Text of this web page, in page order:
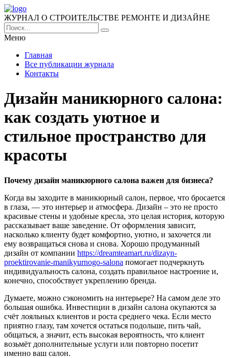
ЖУРНАЛ О СТРОИТЕЛЬСТВЕ РЕМОНТЕ И ДИЗАЙНЕ
Меню
Главная
Все публикации журнала
Контакты
Дизайн маникюрного салона:
как создать уютное и
стильное пространство для
красоты
Почему дизайн маникюрного салона важен для бизнеса?
Когда вы заходите в маникюрный салон, первое, что бросается
в глаза, — это интерьер и атмосфера. Дизайн – это не просто
красивые стены и удобные кресла, это целая история, которую
рассказывает ваше заведение. От оформления зависит,
насколько клиенту будет комфортно, уютно, и захочется ли
ему возвращаться снова и снова. Хорошо продуманный
дизайн от компании https://dreamteamart.ru/dizayn-
proektirovanie-manikyurnogo-salona помогает подчеркнуть
индивидуальность салона, создать правильное настроение и,
конечно, способствует укреплению бренда.
Думаете, можно сэкономить на интерьере? На самом деле это
большая ошибка. Инвестиции в дизайн салона окупаются за
счёт лояльных клиентов и роста среднего чека. Если место
приятно глазу, там хочется остаться подольше, пить чай,
общаться, а значит, есть высокая вероятность, что клиент
возьмёт дополнительные услуги или повторно посетит
именно ваш салон.